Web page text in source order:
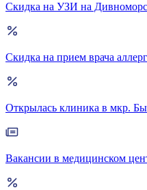
Скидка на УЗИ на
Скидка на прием врача
Открылась клиника в мкр.
Вакансии в медицинском